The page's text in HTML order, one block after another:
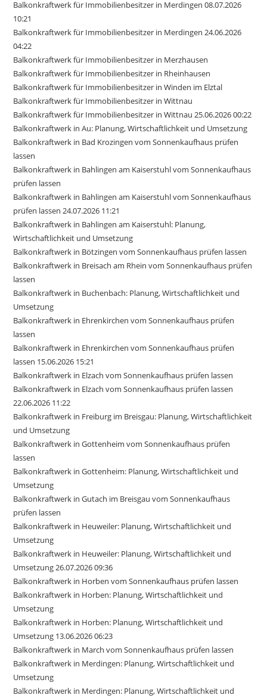
Balkonkraftwerk für Immobilienbesitzer in Merdingen 08.07.2026
10:21
Balkonkraftwerk für Immobilienbesitzer in Merdingen 24.06.2026
04:22
Balkonkraftwerk für Immobilienbesitzer in Merzhausen
Balkonkraftwerk für Immobilienbesitzer in Rheinhausen
Balkonkraftwerk für Immobilienbesitzer in Winden im Elztal
Balkonkraftwerk für Immobilienbesitzer in Wittnau
Balkonkraftwerk für Immobilienbesitzer in Wittnau 25.06.2026 00:22
Balkonkraftwerk in Au: Planung, Wirtschaftlichkeit und Umsetzung
Balkonkraftwerk in Bad Krozingen vom Sonnenkaufhaus prüfen
lassen
Balkonkraftwerk in Bahlingen am Kaiserstuhl vom Sonnenkaufhaus
prüfen lassen
Balkonkraftwerk in Bahlingen am Kaiserstuhl vom Sonnenkaufhaus
prüfen lassen 24.07.2026 11:21
Balkonkraftwerk in Bahlingen am Kaiserstuhl: Planung,
Wirtschaftlichkeit und Umsetzung
Balkonkraftwerk in Bötzingen vom Sonnenkaufhaus prüfen lassen
Balkonkraftwerk in Breisach am Rhein vom Sonnenkaufhaus prüfen
lassen
Balkonkraftwerk in Buchenbach: Planung, Wirtschaftlichkeit und
Umsetzung
Balkonkraftwerk in Ehrenkirchen vom Sonnenkaufhaus prüfen
lassen
Balkonkraftwerk in Ehrenkirchen vom Sonnenkaufhaus prüfen
lassen 15.06.2026 15:21
Balkonkraftwerk in Elzach vom Sonnenkaufhaus prüfen lassen
Balkonkraftwerk in Elzach vom Sonnenkaufhaus prüfen lassen
22.06.2026 11:22
Balkonkraftwerk in Freiburg im Breisgau: Planung, Wirtschaftlichkeit
und Umsetzung
Balkonkraftwerk in Gottenheim vom Sonnenkaufhaus prüfen
lassen
Balkonkraftwerk in Gottenheim: Planung, Wirtschaftlichkeit und
Umsetzung
Balkonkraftwerk in Gutach im Breisgau vom Sonnenkaufhaus
prüfen lassen
Balkonkraftwerk in Heuweiler: Planung, Wirtschaftlichkeit und
Umsetzung
Balkonkraftwerk in Heuweiler: Planung, Wirtschaftlichkeit und
Umsetzung 26.07.2026 09:36
Balkonkraftwerk in Horben vom Sonnenkaufhaus prüfen lassen
Balkonkraftwerk in Horben: Planung, Wirtschaftlichkeit und
Umsetzung
Balkonkraftwerk in Horben: Planung, Wirtschaftlichkeit und
Umsetzung 13.06.2026 06:23
Balkonkraftwerk in March vom Sonnenkaufhaus prüfen lassen
Balkonkraftwerk in Merdingen: Planung, Wirtschaftlichkeit und
Umsetzung
Balkonkraftwerk in Merdingen: Planung, Wirtschaftlichkeit und